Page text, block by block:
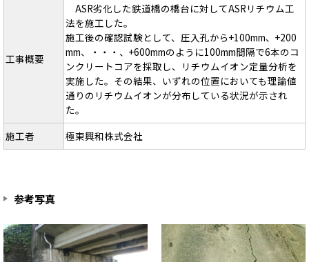
工事概要
ASR劣化した鉄道橋の橋台に対してASRリチウム工
法を施工した。
施工後の確認試験として、圧入孔から+100mm、+200
mm、・・・、+600mmのように100mm間隔で6本のコ
ンクリートコアを採取し、リチウムイオン定量分析を
実施した。その結果、いずれの位置においても理論値
通りのリチウムイオンが分布している状況が示され
た。
施工者
極東興和株式会社
参考写真